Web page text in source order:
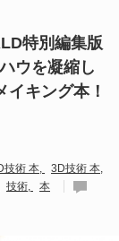
特別編集版
ウを凝縮し
キング本！
技術 本
3D技術 本
技術
本